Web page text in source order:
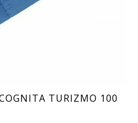
TURIZMO 100